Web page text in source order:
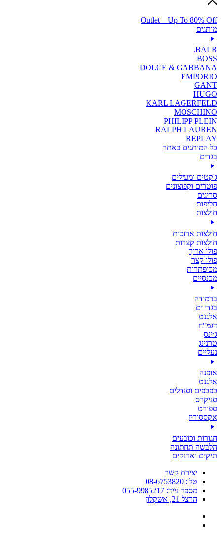
Outlet – Up To 80% Off
מותגים
BALR.
BOSS
DOLCE & GABBANA
EMPORIO
GANT
HUGO
KARL LAGERFELD
MOSCHINO
PHILIPP PLEIN
RALPH LAUREN
REPLAY
כל המותגים באתר
בגדים
ג'קטים ומעילים
פוטרים וקפוצונים
סריגים
חליפות
חולצות
חולצות ארוכות
חולצות קצרות
פולו ארוך
פולו קצר
מכופתרות
מכנסיים
ברמודה
בגדי ים
אלגנט
דגמ"ח
ג׳ינס
טרנינג
נעליים
אופנה
אלגנט
כפכפים וסנדלים
סניקרס
ספורט
אקססוריז
חגורות וכובעים
הלבשה תחתונה
תיקים וארנקים
יצירת קשר
טל': 08-6753820
מספר נייד: 055-9985217
הרצל 21, אשקלון